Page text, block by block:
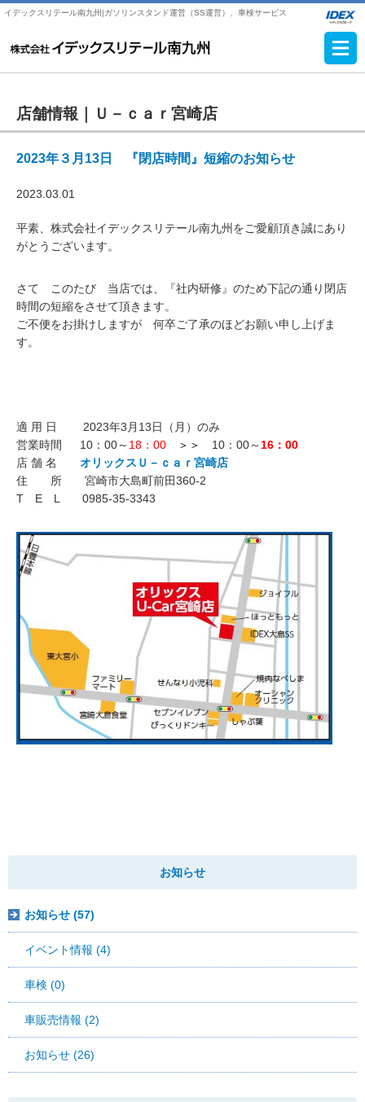
イデックスリテール南九州|ガソリンスタンド運営（SS運営）、車検サービス
店舗情報｜ Ｕ－ｃａｒ宮崎店
2023年３月13日 『閉店時間』短縮のお知らせ
2023.03.01
平素、株式会社イデックスリテール南九州をご愛顧頂き誠にあり
がとうございます。
さて このたび 当店では、『社内研修』のため下記の通り閉店
時間の短縮をさせて頂きます。
ご不便をお掛けしますが 何卒ご了承のほどお願い申し上げま
す。
適 用 日 2023年3月13日（月）のみ
営業時間 10：00～ 18：00 ＞＞ 10：00～ 16：00
店 舗 名
オリックスＵ－ｃａｒ宮崎店
住 所 宮崎市大島町前田360-2
T E L 0985-35-3343
お知らせ
お知らせ (57)
イベント情報 (4)
車検 (0)
車販売情報 (2)
お知らせ (26)